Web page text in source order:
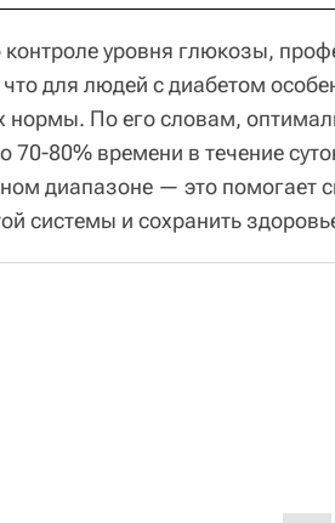
контроле уровня глюкозы,
что для людей с диабетом
нормы. По его словам,
70-80% времени в течение
диапазоне — это помогает
системы и сохранить